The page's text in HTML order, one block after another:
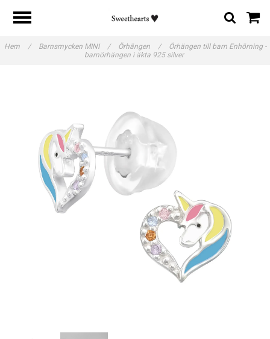
Hem / Barnsmycken MINI / Örhängen /
Örhängen till barn Enhörning -
barnörhängen i äkta 925 silver